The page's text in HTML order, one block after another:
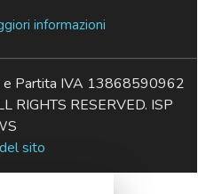
informazioni
e Partita IVA 13868590962
RESERVED. ISP
sito